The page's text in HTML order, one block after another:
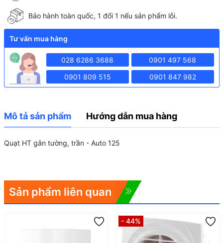
Bảo hành toàn quốc, 1 đổi 1 nếu sản phẩm lỗi.
Tư vấn mua hàng
028 6286 3688 0901 497 568
0901 809 515 0901 847 982
Mô tả sản phẩm Hướng dẫn mua hàng
Quạt HT gắn tường, trần - Auto 125
Sản phẩm liên quan
- 44%